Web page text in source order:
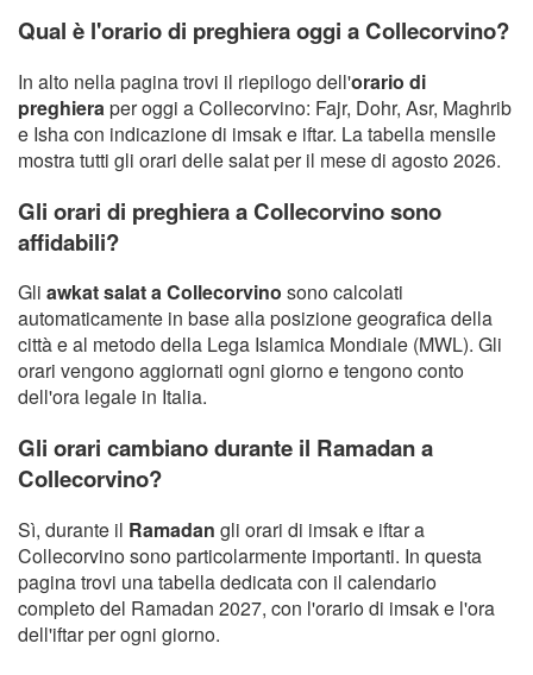
Qual è l'orario di preghiera oggi a Collecorvino?
In alto nella pagina trovi il riepilogo dell'orario di
preghieraper oggi a Collecorvino: Fajr, Dohr, Asr, Maghrib
e Isha con indicazione di imsak e iftar. La tabella mensile
mostra tutti gli orari delle salat per il mese di agosto 2026.
Gli orari di preghiera a Collecorvino sono
affidabili?
Gli awkat salat a Collecorvino sono calcolati
automaticamente in base alla posizione geografica della
città e al metodo della Lega Islamica Mondiale (MWL). Gli
orari vengono aggiornati ogni giorno e tengono conto
dell'ora legale in Italia.
Gli orari cambiano durante il Ramadan a
Collecorvino?
Sì, durante il Ramadan gli orari di imsak e iftar a
Collecorvino sono particolarmente importanti. In questa
pagina trovi una tabella dedicata con il calendario
completo del Ramadan 2027, con l'orario di imsak e l'ora
dell'iftar per ogni giorno.